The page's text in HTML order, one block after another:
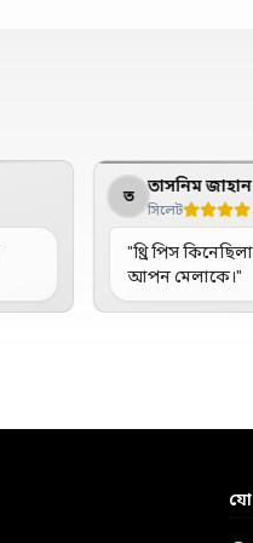
ত তাসনিম জাহান
সিলেট
"থ্রি পিস
আপন মেলাকে।"